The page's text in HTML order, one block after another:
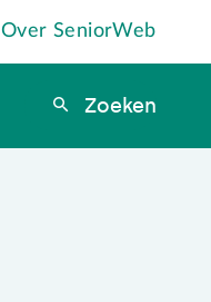
Over SeniorWeb
Zoeken
Zoeken